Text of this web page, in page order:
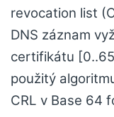
revocation list
DNS záznam
certifikátu
použitý
CRL v Base 64